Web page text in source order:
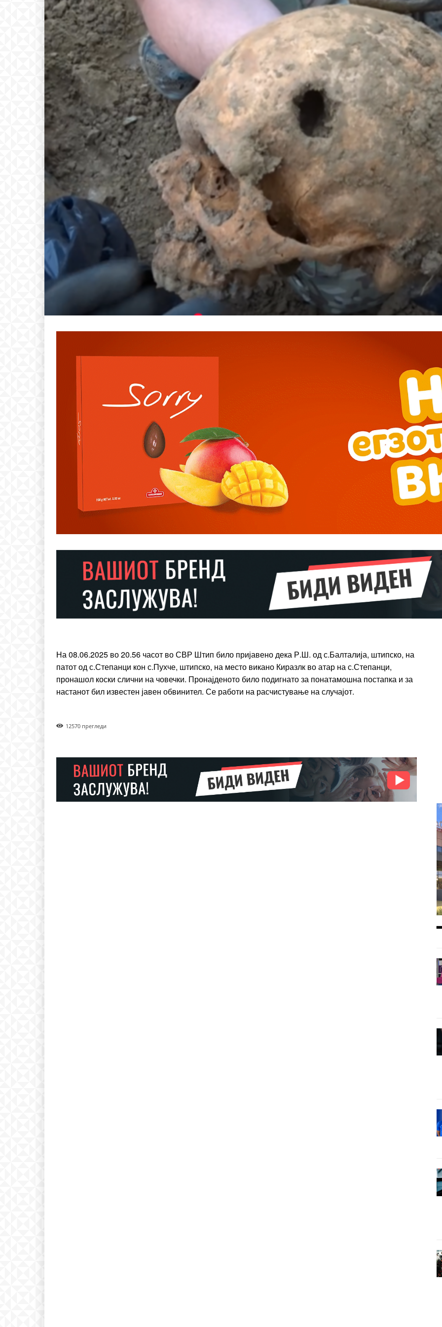
━ pricing plans
Free
бесплатно
ИЗБЕРЕТЕ ПЛАН
Ut mollis pellentesque tortor
Nullam eu erat condimentum
Pro
$100 / yearplaceholder
ИЗБЕРЕТЕ
Full member access:
Praesent euismod ac
Ut mollis pellentesque tortor
Nullam eu erat condimentum
Donec quis est ac felis
На 08.06.2025 во 20.56 часот во СВР Штип било пријавено дека Р.Ш. од с.Балталија, штипско, на
патот од с.Степанци кон с.Пухче, штипско, на место викано Киразлк во атар на с.Степанци,
пронашол коски слични на човечки. Пронајденото било подигнато за понатамошна постапка и за
настанот бил известен јавен обвинител. Се работи на расчистување на случајот.
12570 прегледи